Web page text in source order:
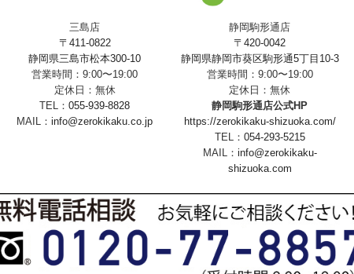
三島店
〒411-0822
静岡県三島市松本300-10
営業時間：9:00〜19:00
定休日：無休
TEL：055-939-8828
MAIL：info@zerokikaku.co.jp
静岡駒形通店
〒420-0042
静岡県静岡市葵区駒形通5丁目10-3
営業時間：9:00〜19:00
定休日：無休
静岡駒形通店公式HP
https://zerokikaku-shizuoka.com/
TEL： 054-293-5215
MAIL： info@zerokikaku-
shizuoka.com